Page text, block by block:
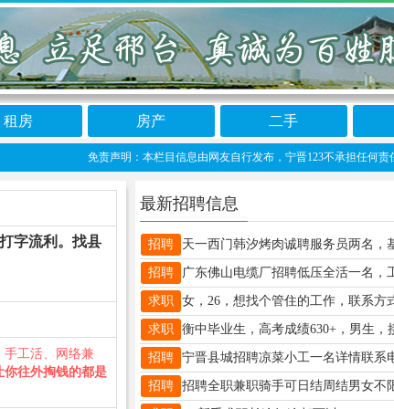
租房 房产 二手
免责声明：本栏目信息由网友自行发布，宁晋123不承担任何责任
字流利。找县
手工活、网络兼
你往外掏钱的都是
最新招聘信息
招聘
招聘
求职
求职
招聘
招聘